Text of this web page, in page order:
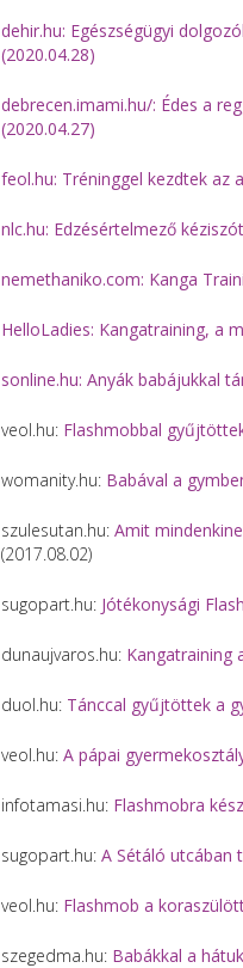
dehir.hu: Egészségügyi
(2020.04.28)
debrecen.imami.hu/: Édes a
(2020.04.27)
feol.hu: Tréninggel kezdtek az
nlc.hu: Edzésértelmező
nemethaniko.com: Kanga
HelloLadies: Kangatraining, a
sonline.hu: Anyák babájukkal
veol.hu: Flashmobbal
womanity.hu: Babával a
szulesutan.hu: Amit
(2017.08.02)
sugopart.hu: Jótékonysági
dunaujvaros.hu: Kangatraining
duol.hu: Tánccal gyűjtöttek a
veol.hu: A pápai
infotamasi.hu: Flashmobra
sugopart.hu: A Sétáló utcában
veol.hu: Flashmob a
szegedma.hu: Babákkal a